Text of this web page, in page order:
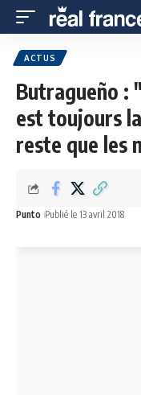
ACTUS
Butragueño :
est toujours
reste que les
Punto Publié le 13 avril 2018